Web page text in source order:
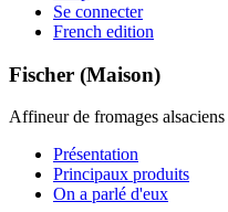
Se connecter
French edition
Fischer (Maison)
Affineur de fromages alsaciens
Présentation
Principaux produits
On a parlé d'eux